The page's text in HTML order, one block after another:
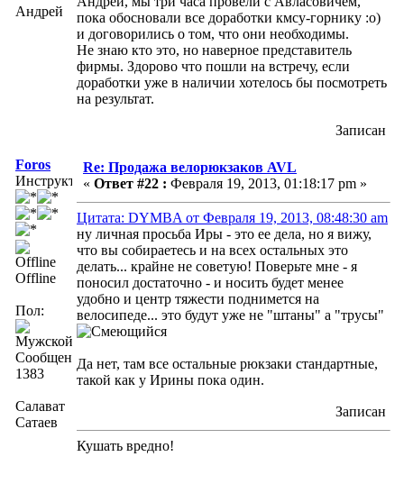
Андрей
пока обосновали все доработки кмсу-горнику :о)
и договорились о том, что они необходимы.
Не знаю кто это, но наверное представитель
фирмы. Здорово что пошли на встречу, если
доработки уже в наличии хотелось бы посмотреть
на результат.
Записан
Foros
Инструктор
Offline
Пол:
Сообщений:
1383
Салават
Сатаев
Re: Продажа велорюкзаков AVL
« Ответ #22 : Февраля 19, 2013, 01:18:17 pm »
Цитата: DYMBA от Февраля 19, 2013, 08:48:30 am
ну личная просьба Иры - это ее дела, но я вижу,
что вы собираетесь и на всех остальных это
делать... крайне не советую! Поверьте мне - я
поносил достаточно - и носить будет менее
удобно и центр тяжести поднимется на
велосипеде... это будут уже не "штаны" а "трусы"
Да нет, там все остальные рюкзаки стандартные,
такой как у Ирины пока один.
Записан
Кушать вредно!